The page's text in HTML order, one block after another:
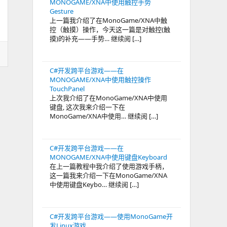
MONOGAME/XNA中使用触控手势
Gesture
上一篇我介绍了在MonoGame/XNA中触
控（触摸）操作，今天这一篇是对触控(触
摸)的补充——手势… 继续阅 […]
C#开发跨平台游戏——在
MONOGAME/XNA中使用触控操作
TouchPanel
上次我介绍了在MonoGame/XNA中使用
键盘, 这次我来介绍一下在
MonoGame/XNA中使用… 继续阅 […]
C#开发跨平台游戏——在
MONOGAME/XNA中使用键盘Keyboard
在上一篇教程中我介绍了使用游戏手柄，
这一篇我来介绍一下在MonoGame/XNA
中使用键盘Keybo… 继续阅 […]
C#开发跨平台游戏——使用MonoGame开